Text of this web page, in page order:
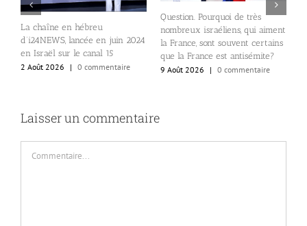
La chaîne en hébreu
d’i24NEWS, lancée en juin 2024
en Israël sur le canal 15
2 Août 2026
| 0 commentaire
Question. Pourquoi de très
nombreux israéliens, qui aiment
la France, sont souvent certains
que la France est antisémite?
9 Août 2026
| 0 commentaire
Laisser un commentaire